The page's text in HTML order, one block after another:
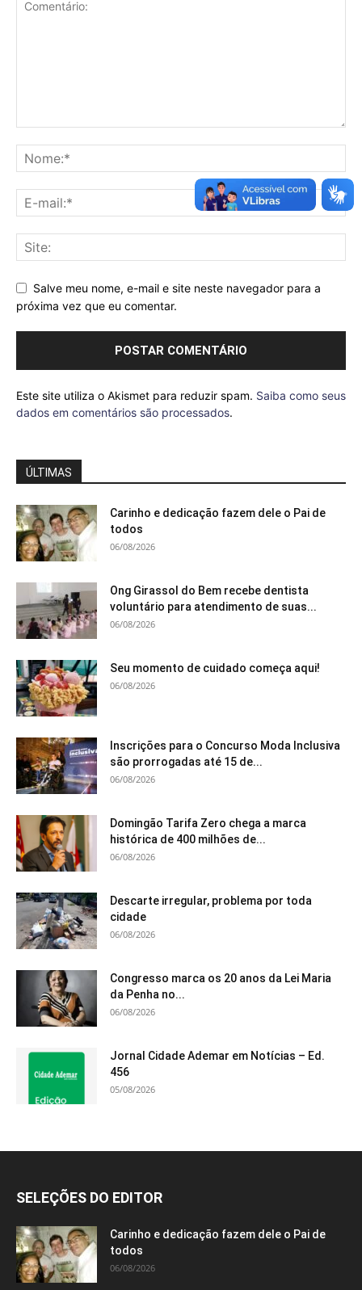
Salve meu nome, e-mail e site neste navegador para a
próxima vez que eu comentar.
Este site utiliza o Akismet para reduzir spam. Saiba como seus
dados em comentários são processados.
ÚLTIMAS
Carinho e dedicação fazem dele o Pai de
todos
06/08/2026
Ong Girassol do Bem recebe dentista
voluntário para atendimento de suas...
06/08/2026
Seu momento de cuidado começa aqui!
06/08/2026
Inscrições para o Concurso Moda Inclusiva
são prorrogadas até 15 de...
06/08/2026
Domingão Tarifa Zero chega a marca
histórica de 400 milhões de...
06/08/2026
Descarte irregular, problema por toda
cidade
06/08/2026
Congresso marca os 20 anos da Lei Maria
da Penha no...
06/08/2026
Jornal Cidade Ademar em Notícias – Ed.
456
05/08/2026
SELEÇÕES DO EDITOR
Carinho e dedicação fazem dele o Pai de
todos
06/08/2026